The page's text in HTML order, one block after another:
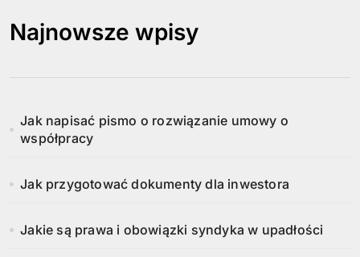
Najnowsze wpisy
Jak napisać pismo o rozwiązanie umowy o
współpracy
Jak przygotować dokumenty dla inwestora
Jakie są prawa i obowiązki syndyka w upadłości